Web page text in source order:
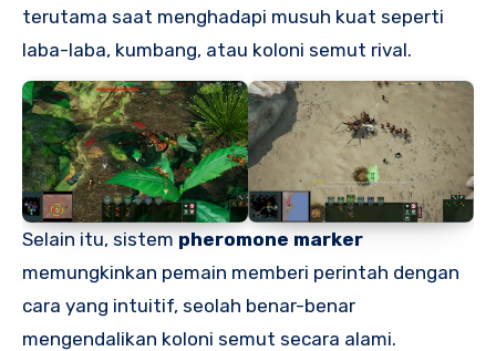
terutama saat menghadapi musuh kuat seperti
laba-laba, kumbang, atau koloni semut rival.
Selain itu, sistem pheromone marker
memungkinkan pemain memberi perintah dengan
cara yang intuitif, seolah benar-benar
mengendalikan koloni semut secara alami.